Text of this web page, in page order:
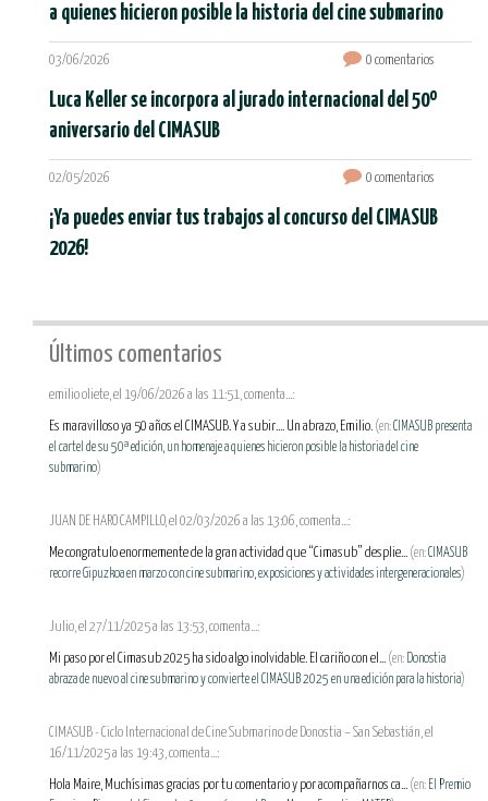
a quienes hicieron posible la historia del cine submarino
03/06/2026 0 comentarios
Luca Keller se incorpora al jurado internacional del 50º
aniversario del CIMASUB
02/05/2026 0 comentarios
¡Ya puedes enviar tus trabajos al concurso del CIMASUB
2026!
Últimos comentarios
emilio oliete, el 19/06/2026 a las 11:51, comenta...:
Es maravilloso ya 50 años el CIMASUB. Y a subir.... Un abrazo, Emilio. (en:CIMASUB presenta
el cartel de su 50ª edición, un homenaje a quienes hicieron posible la historia del cine
submarino)
JUAN DE HARO CAMPILLO, el 02/03/2026 a las 13:06, comenta...:
Me congratulo enormemente de la gran actividad que “Cimasub” desplie... (en:CIMASUB
recorre Gipuzkoa en marzo con cine submarino, exposiciones y actividades intergeneracionales)
Julio, el 27/11/2025 a las 13:53, comenta...:
Mi paso por el Cimasub 2025 ha sido algo inolvidable. El cariño con el... (en: Donostia
abraza de nuevo al cine submarino y convierte el CIMASUB 2025 en una edición para la historia)
CIMASUB - Ciclo Internacional de Cine Submarino de Donostia – San Sebastián, el
16/11/2025 a las 19:43, comenta...:
Hola Maire, Muchísimas gracias por tu comentario y por acompañarnos ca... (en: El Premio